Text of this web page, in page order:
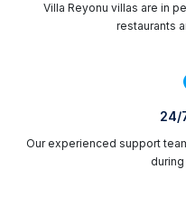
mağazalar, bankalar yer
tatilin olmazsa
insanların hoşça
merkezleri, bar, disko
Dolu dolu bir tatil
tercihleri arasında
seçeneklerinden
yer ayırt edebilirsiniz.
Villa Reyonu villas are in
restaurants
24/
Our experienced support